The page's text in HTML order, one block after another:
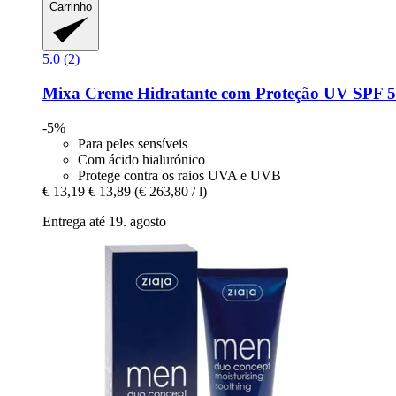
Carrinho
5.0 (2)
Mixa Creme Hidratante com Proteção UV SPF
-5%
Para peles sensíveis
Com ácido hialurónico
Protege contra os raios UVA e UVB
€ 13,19 € 13,89 (€ 263,80 / l)
Entrega até 19. agosto